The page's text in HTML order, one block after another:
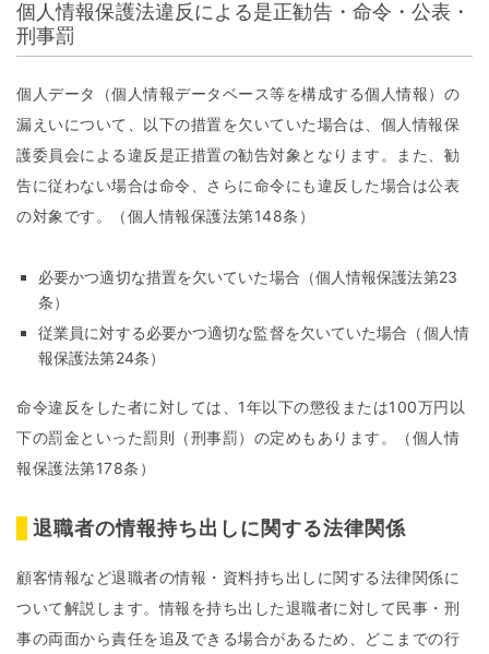
個人情報保護法違反による是正勧告・命令・公表・
刑事罰
個人データ（個人情報データベース等を構成する個人情報）の
漏えいについて、以下の措置を欠いていた場合は、個人情報保
護委員会による違反是正措置の勧告対象となります。また、勧
告に従わない場合は命令、さらに命令にも違反した場合は公表
の対象です。（個人情報保護法第148条）
必要かつ適切な措置を欠いていた場合（個人情報保護法第23
条）
従業員に対する必要かつ適切な監督を欠いていた場合（個人情
報保護法第24条）
命令違反をした者に対しては、1年以下の懲役または100万円以
下の罰金といった罰則（刑事罰）の定めもあります。（個人情
報保護法第178条）
退職者の情報持ち出しに関する法律関係
顧客情報など退職者の情報・資料持ち出しに関する法律関係に
ついて解説します。情報を持ち出した退職者に対して民事・刑
事の両面から責任を追及できる場合があるため、どこまでの行